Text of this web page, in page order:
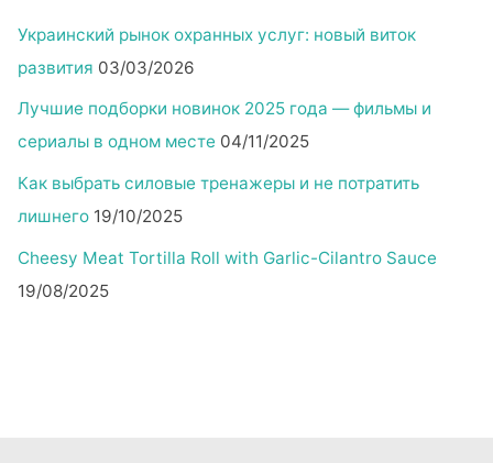
Украинский рынок охранных услуг: новый виток
развития 03/03/2026
Лучшие подборки новинок 2025 года — фильмы и
сериалы в одном месте 04/11/2025
Как выбрать силовые тренажеры и не потратить
лишнего 19/10/2025
Cheesy Meat Tortilla Roll with Garlic-Cilantro Sauce
19/08/2025